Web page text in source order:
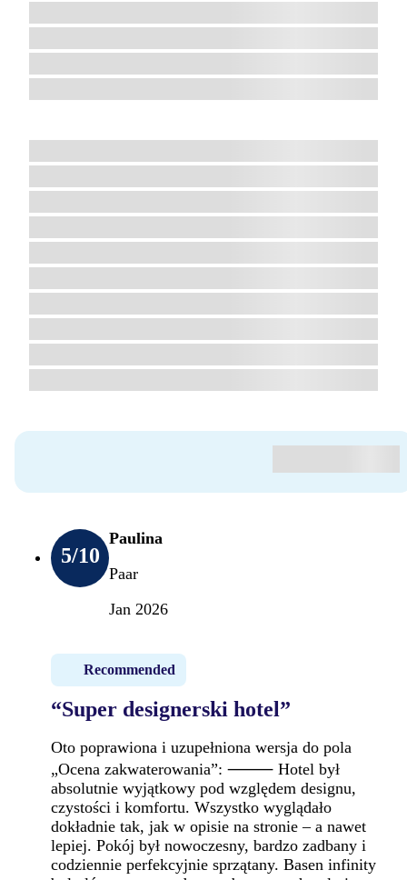
5/10
Paulina
Paar
Jan 2026
Recommended
“Super designerski hotel”
Oto poprawiona i uzupełniona wersja do pola
„Ocena zakwaterowania”: ⸻ Hotel był
absolutnie wyjątkowy pod względem designu,
czystości i komfortu. Wszystko wyglądało
dokładnie tak, jak w opisie na stronie – a nawet
lepiej. Pokój był nowoczesny, bardzo zadbany i
codziennie perfekcyjnie sprzątany. Basen infinity